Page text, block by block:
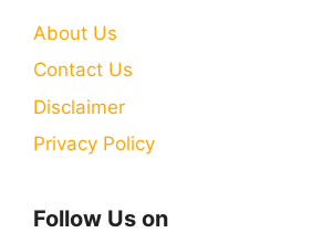
About Us
Contact Us
Disclaimer
Privacy Policy
Follow Us on